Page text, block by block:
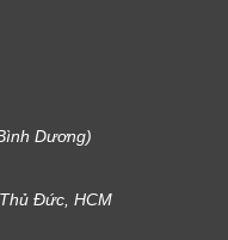
Dương)
Đức, HCM